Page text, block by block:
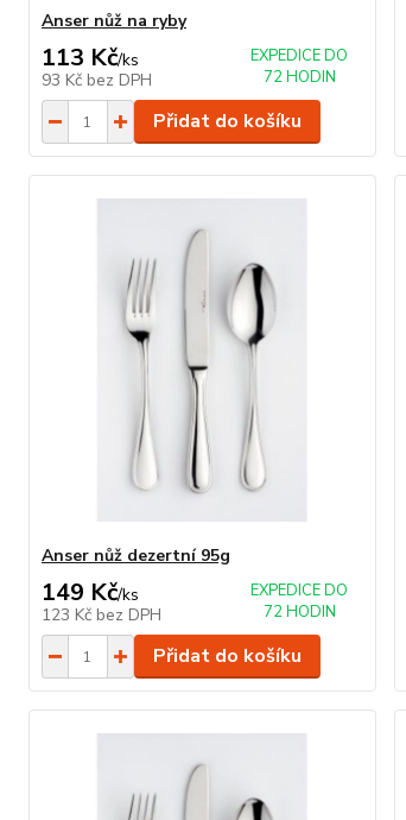
Anser nůž na ryby
113 Kč/ks
93 Kč bez DPH
EXPEDICE DO
72 HODIN
Přidat do košíku
Anser nůž dezertní 95g
149 Kč/ks
123 Kč bez DPH
EXPEDICE DO
72 HODIN
Přidat do košíku